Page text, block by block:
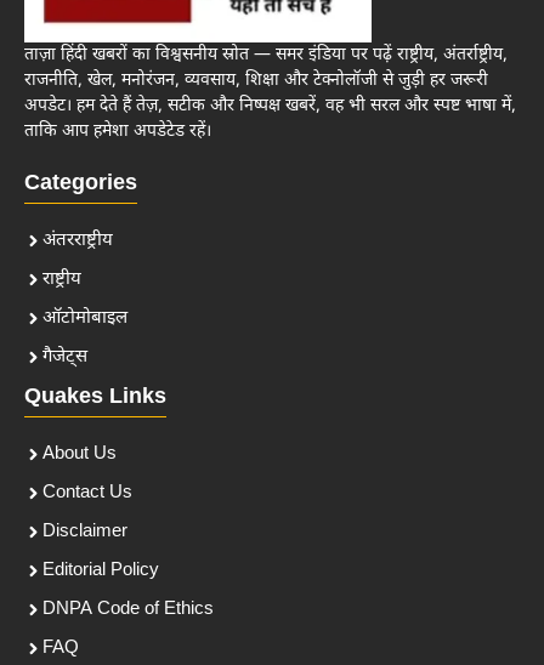
ताज़ा हिंदी खबरों का विश्वसनीय स्रोत — समर इंडिया पर पढ़ें राष्ट्रीय, अंतर्राष्ट्रीय,
राजनीति, खेल, मनोरंजन, व्यवसाय, शिक्षा और टेक्नोलॉजी से जुड़ी हर जरूरी
अपडेट। हम देते हैं तेज़, सटीक और निष्पक्ष खबरें, वह भी सरल और स्पष्ट भाषा में,
ताकि आप हमेशा अपडेटेड रहें।
Categories
अंतरराष्ट्रीय
राष्ट्रीय
ऑटोमोबाइल
गैजेट्स
Quakes Links
About Us
Contact Us
Disclaimer
Editorial Policy
DNPA Code of Ethics
FAQ